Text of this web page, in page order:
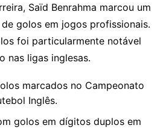
Saïd Benrahma marcou um
golos em jogos profissionais.
foi particularmente notável
nas ligas inglesas.
marcados no Campeonato
Inglês.
golos em dígitos duplos em